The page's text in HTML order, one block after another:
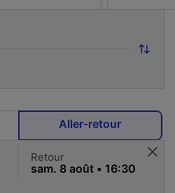
Aller-retour
Retour